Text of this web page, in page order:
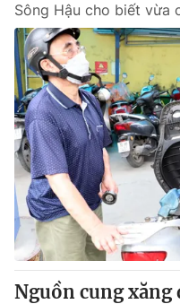
Hậu trường
Nhân vật
Khán giả
Giải sao mai
Điện ảnh
Âm nhạc
Sao
Đời sống
Du lịch
Làm đẹp
Chất lượng cuộc sống
Giáo dục
Tuyển sinh
Học trực tuyến
Công nghệ
Hitech Công nghệ
Sản phẩm
Thị trường
Tư vấn
Giao lưu trực tuyến
Lịch phát sóng
Sông Hậu cho biết vừa
Nguồn cung xăng